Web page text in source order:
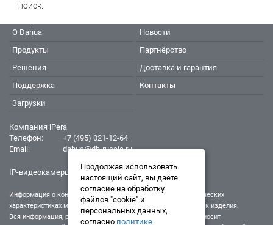
поиск.
О Dahua
Продукты
Решения
Поддержка
Загрузки
Новости
Партнёрство
Доставка и гарантия
Контакты
Компания iPera
Телефон:
+7 (495) 021-12-64
Email:
dahua@dh-russia.ru
IP-видеокамеры Dahua - Дахуа
Информация о конкретном товаре, его внешнем виде и технических
характеристиках может отличаться от реальных характеристик изделия.
Вся информация, размещенная на данном интернет-ресурсе, носит
Продолжая использовать
настоящий сайт, вы даёте
согласие на обработку
файлов "cookie" и
персональных данных,
согласно политике